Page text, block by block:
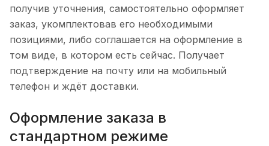
получив уточнения, самостоятельно оформляет
заказ, укомплектовав его необходимыми
позициями, либо соглашается на оформление в
том виде, в котором есть сейчас. Получает
подтверждение на почту или на мобильный
телефон и ждёт доставки.
Оформление заказа в
стандартном режиме